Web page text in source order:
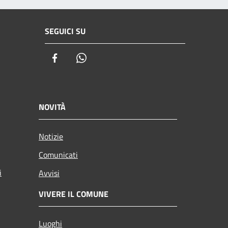
SEGUICI SU
Facebook
NOVITÀ
Notizie
Comunicati
Avvisi
VIVERE IL COMUNE
Luoghi